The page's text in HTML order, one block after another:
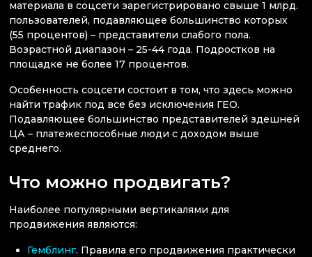
материала в соцсети зарегистрировано свыше 1 млрд.
пользователей, подавляющее большинство которых
(55 процентов) – представители слабого пола.
Возрастной диапазон – 25-44 года. Подростков на
площадке не более 17 процентов.
Особенность соцсети состоит в том, что здесь можно
найти трафик под все без исключения ГЕО.
Подавляющее большинство представителей здешней
ЦА – платежеспособные люди с доходом выше
среднего.
Что можно продвигать?
Наиболее популярными вертикалями для
продвижения являются:
Гемблинг. Правила его продвижения практически